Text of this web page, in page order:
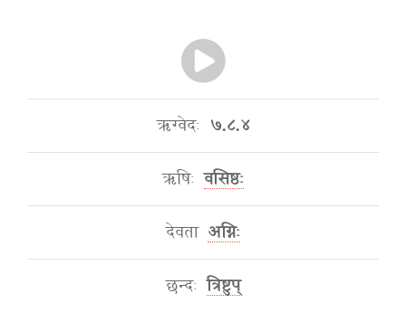
ऋग्वेदः ७.८.४
ऋषिः वसिष्ठः
देवता अग्निः
छन्दः त्रिष्टुप्